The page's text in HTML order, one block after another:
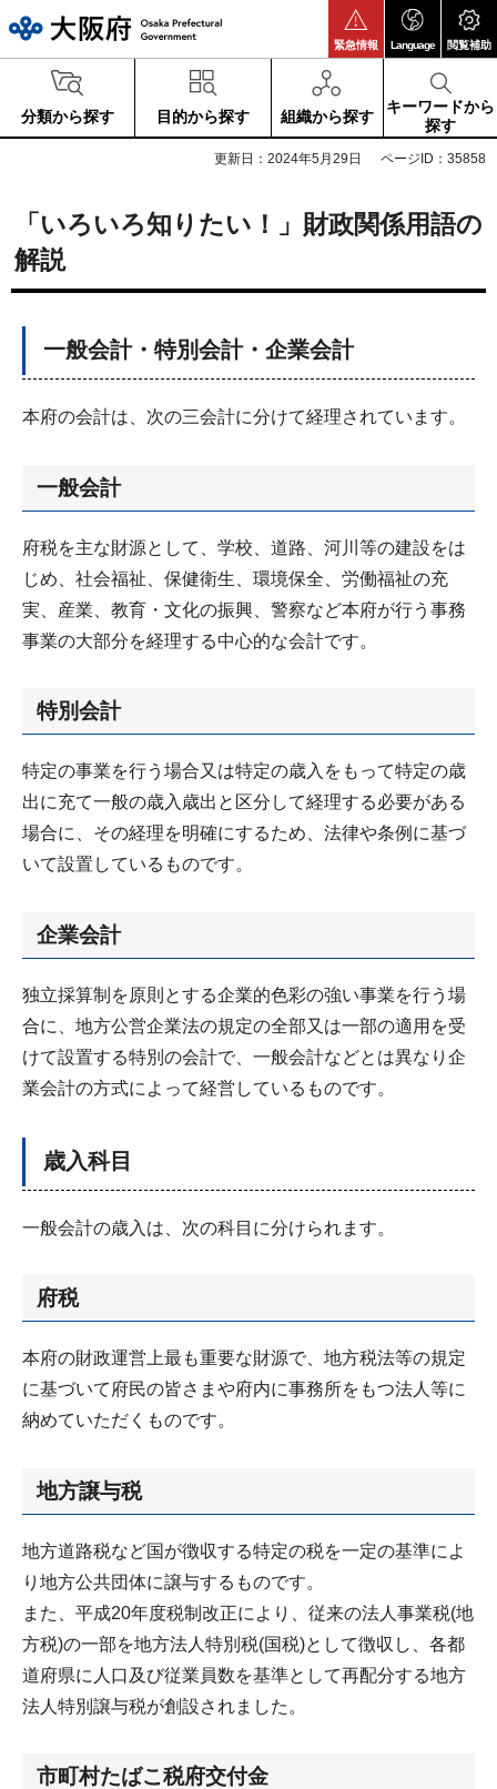
緊急情報 Language 閲覧補助
分類から探す 目的から探す 組織から探す
キーワードから
探す
更新日：2024年5月29日 ページID：35858
「いろいろ知りたい！」財政関係用語の
解説
一般会計・特別会計・企業会計
本府の会計は、次の三会計に分けて経理されています。
一般会計
府税を主な財源として、学校、道路、河川等の建設をは
じめ、社会福祉、保健衛生、環境保全、労働福祉の充
実、産業、教育・文化の振興、警察など本府が行う事務
事業の大部分を経理する中心的な会計です。
特別会計
特定の事業を行う場合又は特定の歳入をもって特定の歳
出に充て一般の歳入歳出と区分して経理する必要がある
場合に、その経理を明確にするため、法律や条例に基づ
いて設置しているものです。
企業会計
独立採算制を原則とする企業的色彩の強い事業を行う場
合に、地方公営企業法の規定の全部又は一部の適用を受
けて設置する特別の会計で、一般会計などとは異なり企
業会計の方式によって経営しているものです。
歳入科目
一般会計の歳入は、次の科目に分けられます。
府税
本府の財政運営上最も重要な財源で、地方税法等の規定
に基づいて府民の皆さまや府内に事務所をもつ法人等に
納めていただくものです。
地方譲与税
地方道路税など国が徴収する特定の税を一定の基準によ
り地方公共団体に譲与するものです。
また、平成20年度税制改正により、従来の法人事業税(地
方税)の一部を地方法人特別税(国税)として徴収し、各都
道府県に人口及び従業員数を基準として再配分する地方
法人特別譲与税が創設されました。
市町村たばこ税府交付金